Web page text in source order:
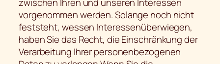
vorgenommen werden. Solange noch nicht
feststeht, wessen Interessenüberwiegen,
haben Sie das Recht, die Einschränkung der
Verarbeitung Ihrer personenbezogenen